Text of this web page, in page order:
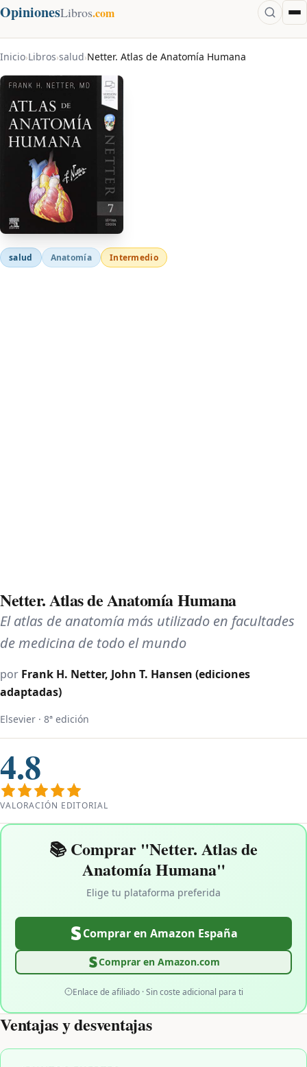
OpinionesLibros.com
Inicio›Libros›salud›Netter. Atlas de Anatomía Humana
salud Anatomía Intermedio
Netter. Atlas de Anatomía Humana
El atlas de anatomía más utilizado en facultades
de medicina de todo el mundo
por Frank H. Netter, John T. Hansen (ediciones
adaptadas)
Elsevier · 8ª edición
4.8
VALORACIÓN EDITORIAL
📚 Comprar "Netter. Atlas de
Anatomía Humana"
Elige tu plataforma preferida
Comprar en Amazon España
Comprar en Amazon.com
Enlace de afiliado · Sin coste adicional para ti
Ventajas y desventajas